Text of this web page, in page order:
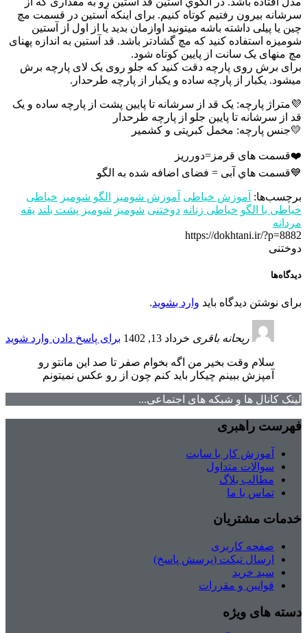
سرشانه بیرون رفتیم کوتاه کنیم. برای اینکه آستین در قسمت مچ
چین یا پیلی داشته باشه میتونید اوازمان بدید یا از اول از آستین
شومیزه استفاده کنید که مچ گشادتر باشد. قد آستين به اندازه پهنای
مچ منهای یک سانت از پایین کوتاه شود.
برای برش روی پارچه دقت کنید که جلو روی یک لای پارچه برش
میشود. یکبار از پارچه ساده و یکبار از پارچه طرحدار.
💜متراژ پارچه: یک قد از سرشانه تا پایین پشت از پارچه ساده و یک
قد از سرشانه تا پایین جلو از پارچه طرحدار
💛جنس پارچه: مخمل کبریتی و کشمیر
❤️قسمت های قرمز=دورریز
💙قسمت هاي آبی = فضای اضافه شده به الگو
برچسب‌ها: آموزش خیاطی آموزش شومیز الگو شومیز خیاطی
خیاطی با الگو خیاطی زنانه دوختنی شومیز شومیز پشت بلند یقه
مردانه
https://dokhtani.ir/?p=8882
دوختنی
دیدگاه‌ها
برای نوشتن دیدگاه باید وارد بشوید.
ریحانه باقری خرداد 13, 1402 برای پاسخ دادن وارد شوید
سلام وقت بخیر من اگه بخوام صفر تا صد این مانتو رو
آمپزش ببینم چیکار باید کنم چون از رو عکس نمیتونم
لینک کانال ها و شبکه های اجتماعی...
فهرست راهبری
آموزش کار با سایت
سوالات متداول
مطالب بلاگ
تماس با ما
خدمات مشتریان
صفحه کاربری
ارسال تیکت (پرسش پاسخ)
سبد خرید
قوانین و مقررات
دسته های ویژه